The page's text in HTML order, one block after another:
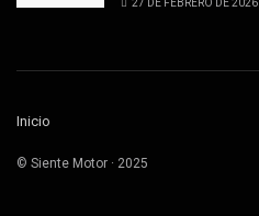
27 DE FEBRERO DE 2026
Inicio
© Siente Motor · 2025